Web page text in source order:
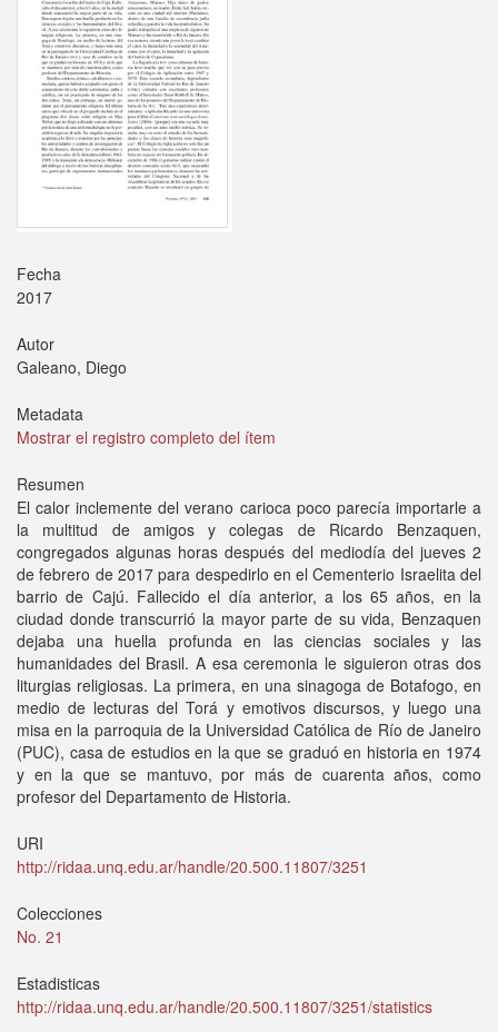
Fecha
2017
Autor
Galeano, Diego
Metadata
Mostrar el registro completo del ítem
Resumen
El calor inclemente del verano carioca poco parecía importarle a
la multitud de amigos y colegas de Ricardo Benzaquen,
congregados algunas horas después del mediodía del jueves 2
de febrero de 2017 para despedirlo en el Cementerio Israelita del
barrio de Cajú. Fallecido el día anterior, a los 65 años, en la
ciudad donde transcurrió la mayor parte de su vida, Benzaquen
dejaba una huella profunda en las ciencias sociales y las
humanidades del Brasil. A esa ceremonia le siguieron otras dos
liturgias religiosas. La primera, en una sinagoga de Botafogo, en
medio de lecturas del Torá y emotivos discursos, y luego una
misa en la parroquia de la Universidad Católica de Río de Janeiro
(PUC), casa de estudios en la que se graduó en historia en 1974
y en la que se mantuvo, por más de cuarenta años, como
profesor del Departamento de Historia.
URI
http://ridaa.unq.edu.ar/handle/20.500.11807/3251
Colecciones
No. 21
Estadisticas
http://ridaa.unq.edu.ar/handle/20.500.11807/3251/statistics